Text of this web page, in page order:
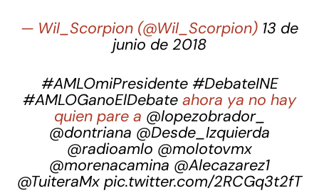
— Wil_Scorpion (@Wil_Scorpion) 13 de
junio de 2018
#AMLOmiPresidente #DebateINE
#AMLOGanoElDebate ahora ya no hay
quien pare a @lopezobrador_
@dontriana @Desde_Izquierda
@radioamlo @molotovmx
@morenacamina @Alecazarez1
@TuiteraMx pic.twitter.com/2RCGq3t2fT